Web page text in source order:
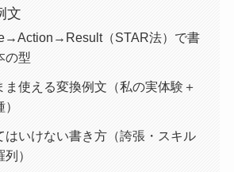
文
（STAR法）で書
の型
ま使える変換例文（私の実体験＋
はいけない書き方（誇張・スキル
）